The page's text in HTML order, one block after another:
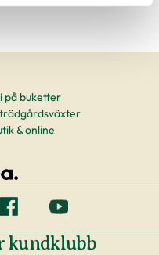
på buketter
& online
kundklubb